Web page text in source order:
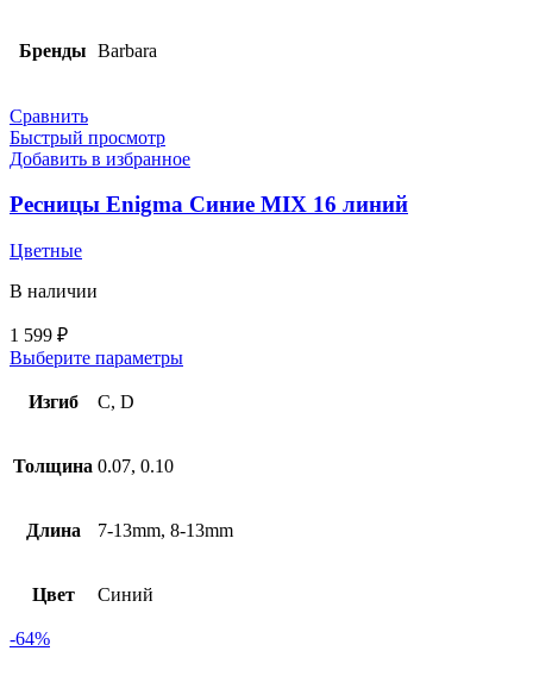
Бренды Barbara
Сравнить
Быстрый просмотр
Добавить в избранное
Ресницы Enigma Синие MIX 16 линий
Цветные
В наличии
1 599 ₽
Выберите параметры
Изгиб C, D
Толщина 0.07, 0.10
Длина 7-13mm, 8-13mm
Цвет Синий
-64%